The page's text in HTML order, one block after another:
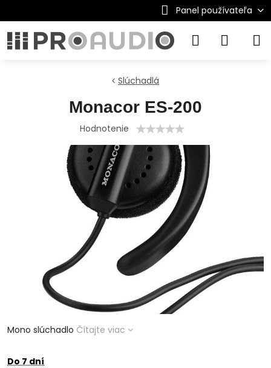
Panel používateľa
Slúchadlá
Monacor ES-200
Hodnotenie
Mono slúchadlo Čítajte viac
Do 7 dní